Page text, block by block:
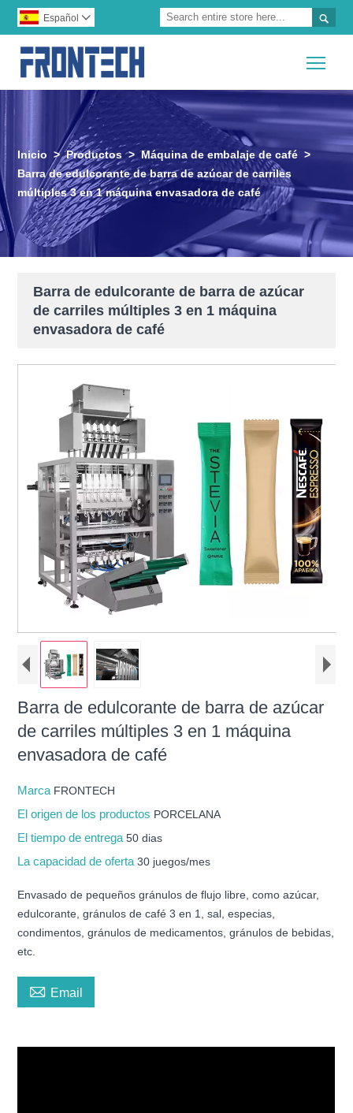

Español 
Inicio > Productos > Máquina de embalaje de café >
Barra de edulcorante de barra de azúcar de carriles
múltiples 3 en 1 máquina envasadora de café
Barra de edulcorante de barra de azúcar
de carriles múltiples 3 en 1 máquina
envasadora de café
Barra de edulcorante de barra de azúcar
de carriles múltiples 3 en 1 máquina
envasadora de café
Marca FRONTECH
El origen de los productos PORCELANA
El tiempo de entrega50 dias
La capacidad de oferta30 juegos/mes
Envasado de pequeños gránulos de flujo libre, como azúcar,
edulcorante, gránulos de café 3 en 1, sal, especias,
condimentos, gránulos de medicamentos, gránulos de bebidas,
etc.
 Email